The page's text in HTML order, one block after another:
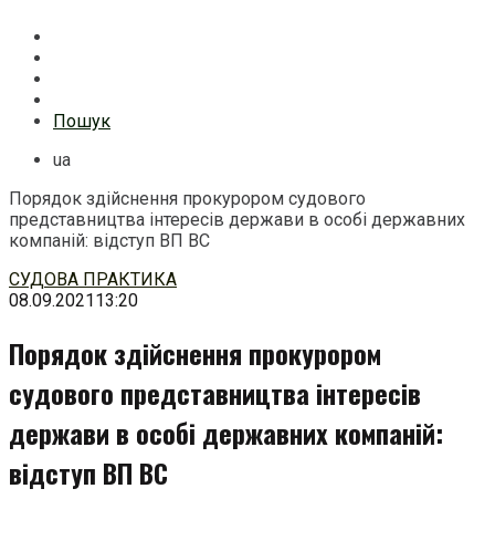
Пошук
ua
Порядок здійснення прокурором судового
представництва інтересів держави в особі державних
компаній: відступ ВП ВС
Перейти
до
СУДОВА ПРАКТИКА
08.09.202113:20
Порядок здійснення прокурором
судового представництва інтересів
держави в особі державних компаній:
відступ ВП ВС